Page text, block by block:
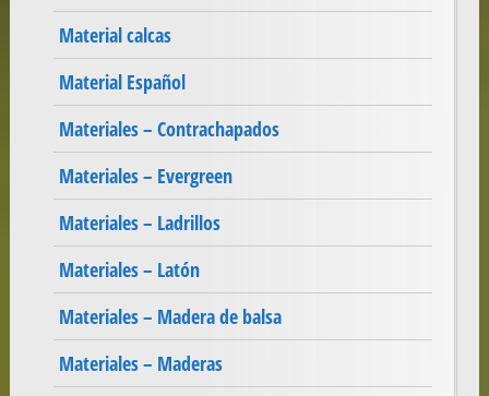
Material calcas
Material Español
Materiales – Contrachapados
Materiales – Evergreen
Materiales – Ladrillos
Materiales – Latón
Materiales – Madera de balsa
Materiales – Maderas